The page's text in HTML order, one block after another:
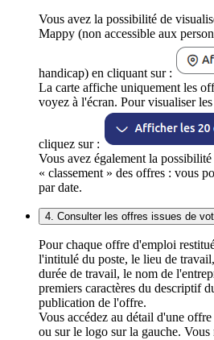
Vous avez la possibilité de
Mappy (non accessible aux
handicap) en cliquant sur :
La carte affiche uniquement les
voyez à l'écran. Pour visualiser
cliquez sur :
Vous avez également la
« classement » des offres : vous
par date.
4. Consulter les offres issues de
Pour chaque offre d'emploi
l'intitulé du poste, le lieu de
durée de travail, le nom de
premiers caractères du descriptif
publication de l'offre.
Vous accédez au détail d'une
ou sur le logo sur la gauche. Vous